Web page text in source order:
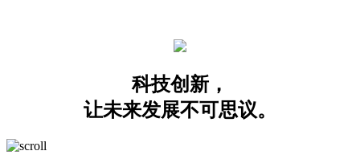
科技创新，
让未来发展不可思议。